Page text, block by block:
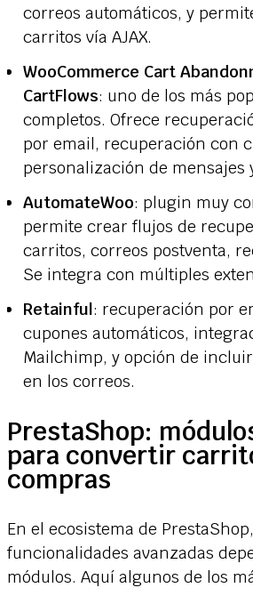
correos automáticos, y
carritos vía AJAX.
WooCommerce Cart
CartFlows: uno de los más
completos. Ofrece
por email, recuperación con
personalización de mensajes
AutomateWoo: plugin muy
permite crear flujos de
carritos, correos postventa,
Se integra con múltiples
Retainful: recuperación por
cupones automáticos,
Mailchimp, y opción de
en los correos.
PrestaShop:
para convertir
compras
En el ecosistema de
funcionalidades avanzadas
módulos. Aquí algunos de los